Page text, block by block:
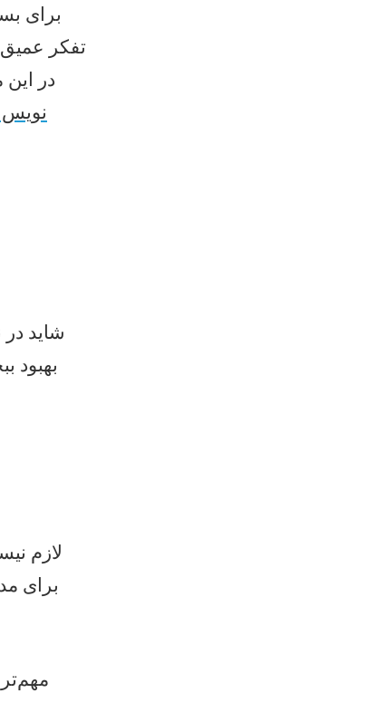
برای
تفکر
در این
شاید
بهبود
لازم
برای